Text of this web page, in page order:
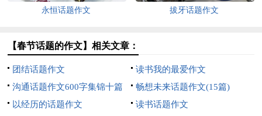
永恒话题作文 拔牙话题作文
【春节话题的作文】相关文章：
团结话题作文
读书我的最爱作文
沟通话题作文600字集锦十篇
畅想未来话题作文(15篇)
以经历的话题作文
读书话题作文